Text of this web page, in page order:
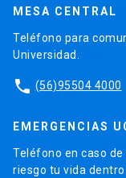
MESA CENTRAL
Teléfono para
Universidad.
phone (56)95504 4000
EMERGENCIAS
Teléfono en caso
riesgo tu vida